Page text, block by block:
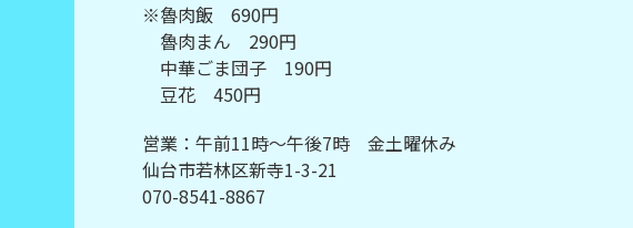
※魯肉飯 690円
魯肉まん 290円
中華ごま団子 190円
豆花 450円
営業：午前11時～午後7時 金土曜休み
仙台市若林区新寺1-3-21
070-8541-8867